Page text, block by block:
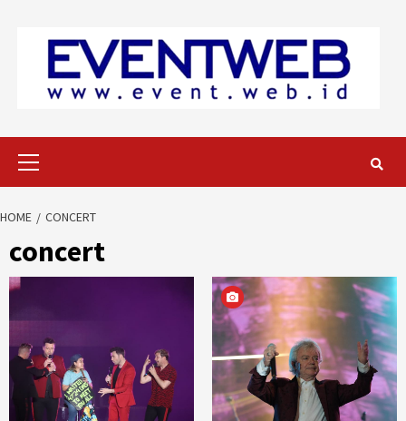
HOME CONCERT
concert